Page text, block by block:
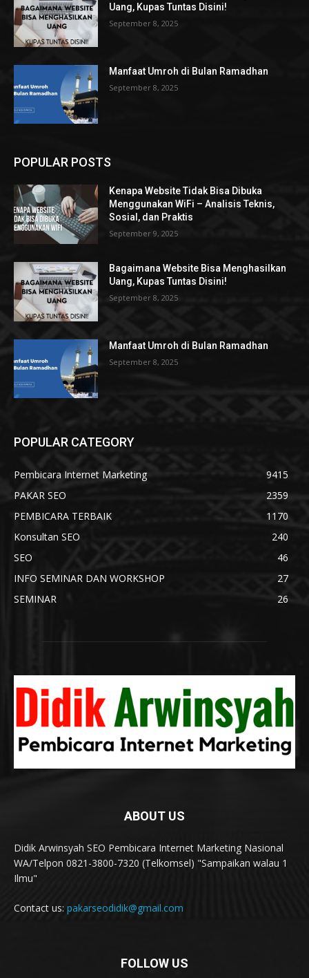
Uang, Kupas Tuntas Disini!
September 8, 2025
Manfaat Umroh di Bulan Ramadhan
September 8, 2025
POPULAR POSTS
Kenapa Website Tidak Bisa Dibuka
Menggunakan WiFi – Analisis Teknis,
Sosial, dan Praktis
September 9, 2025
Bagaimana Website Bisa Menghasilkan
Uang, Kupas Tuntas Disini!
September 8, 2025
Manfaat Umroh di Bulan Ramadhan
September 8, 2025
POPULAR CATEGORY
Pembicara Internet Marketing
9415
PAKAR SEO
2359
PEMBICARA TERBAIK
1170
Konsultan SEO
240
SEO
46
INFO SEMINAR DAN WORKSHOP
27
SEMINAR
26
ABOUT US
Didik Arwinsyah SEO Pembicara Internet Marketing Nasional
WA/Telpon 0821-3800-7320 (Telkomsel) "Sampaikan walau 1
Ilmu"
Contact us: pakarseodidik@gmail.com
FOLLOW US